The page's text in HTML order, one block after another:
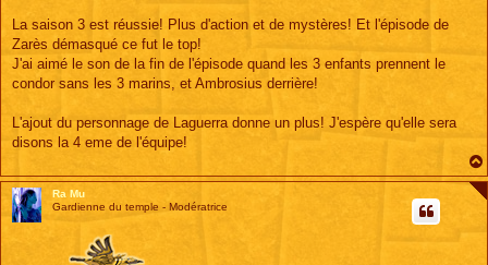
La saison 3 est réussie! Plus d'action et de mystères! Et l'épisode de
Zarès démasqué ce fut le top!
J'ai aimé le son de la fin de l'épisode quand les 3 enfants prennent le
condor sans les 3 marins, et Ambrosius derrière!
L'ajout du personnage de Laguerra donne un plus! J'espère qu'elle sera
disons la 4 eme de l'équipe!
Ra Mu
Gardienne du temple - Modératrice